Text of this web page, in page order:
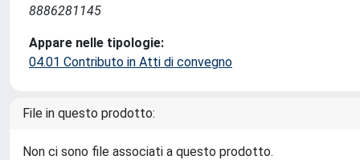
8886281145
Appare nelle tipologie:
04.01 Contributo in Atti di convegno
File in questo prodotto:
Non ci sono file associati a questo prodotto.